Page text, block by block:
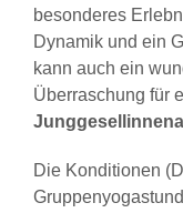
besonderes
Dynamik und ein
kann auch ein
Überraschung für
Die Konditionen